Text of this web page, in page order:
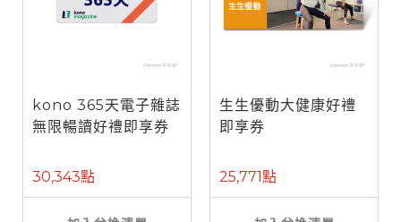
kono 365天電子雜誌
無限暢讀好禮即享券
30,343點
生生優動大健康好禮
即享券
25,771點